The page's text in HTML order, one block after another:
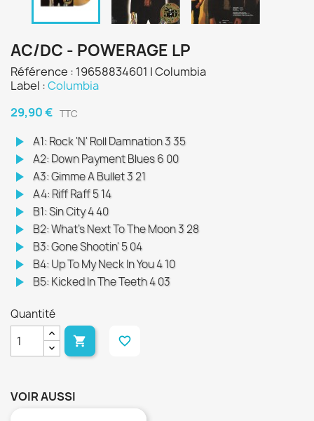
AC/DC - POWERAGE LP
Référence : 19658834601 | Columbia
Label :Columbia
29,90 € TTC
play_arrow A1: Rock 'N' Roll Damnation 3 35
play_arrow A2: Down Payment Blues 6 00
play_arrow A3: Gimme A Bullet 3 21
play_arrow A4: Riff Raff 5 14
play_arrow B1: Sin City 4 40
play_arrow B2: What's Next To The Moon 3 28
play_arrow B3: Gone Shootin' 5 04
play_arrow B4: Up To My Neck In You 4 10
play_arrow B5: Kicked In The Teeth 4 03
Quantité
 favorite_border
VOIR AUSSI